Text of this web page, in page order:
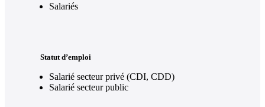
Salariés
Statut d’emploi
Salarié secteur privé (CDI, CDD)
Salarié secteur public